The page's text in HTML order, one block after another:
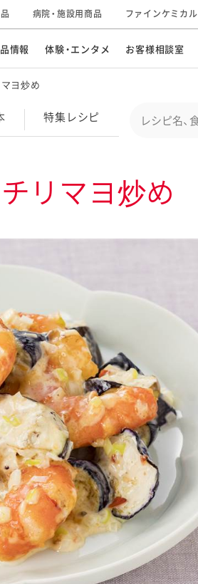
シピ
情報
ッシングなど
食
・健康ケア商品
ンケア用品
ケージサラダ
体験・エンタメ
キユーピー３分
クッキング
テレビ・ラジオ
お客様相談室
病院・施設用商品 ファインケミカル
グループの事業
研究開発
ヨ炒め
特集 レシピ
リマヨ炒め